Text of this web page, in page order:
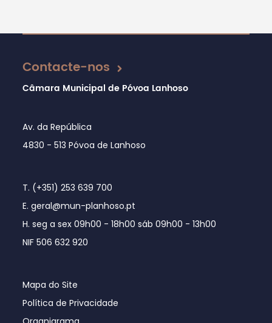
Atualizado em 13/07/2018
Contacte-nos
Câmara Municipal de Póvoa Lanhoso
Av. da República
4830 - 513 Póvoa de Lanhoso
T. (+351) 253 639 700
E. geral@mun-planhoso.pt
H. seg a sex 09h00 - 18h00 sáb 09h00 - 13h00
NIF 506 632 920
Mapa do Site
Política de Privacidade